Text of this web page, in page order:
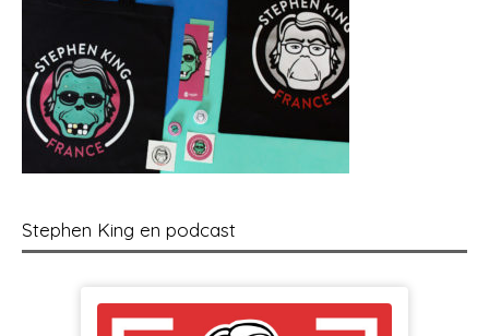
Stephen King en podcast